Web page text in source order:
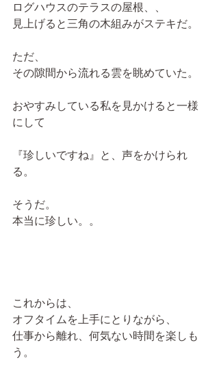
ログハウスのテラスの屋根、、
見上げると三角の木組みがステキだ。
ただ、
その隙間から流れる雲を眺めていた。
おやすみしている私を見かけると一様
にして
『珍しいですね』と、声をかけられ
る。
そうだ。
本当に珍しい。。
これからは、
オフタイムを上手にとりながら、
仕事から離れ、何気ない時間を楽しも
う。